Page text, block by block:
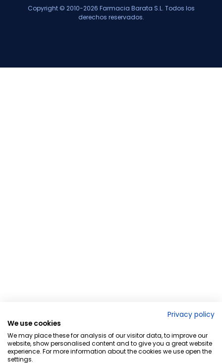
Copyright © 2010-2026 Farmacia Barata S.L. Todos los
derechos reservados.
Privacy policy
We use cookies
We may place these for analysis of our visitor data, to improve our
website, show personalised content and to give you a great website
experience. For more information about the cookies we use open the
settings.